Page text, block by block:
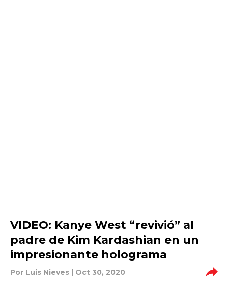
VIDEO: Kanye West “revivió” al
padre de Kim Kardashian en un
impresionante holograma
Por Luis Nieves | Oct 30, 2020